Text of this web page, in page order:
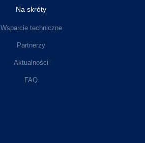
Na skróty
Wsparcie techniczne
Partnerzy
Aktualności
FAQ